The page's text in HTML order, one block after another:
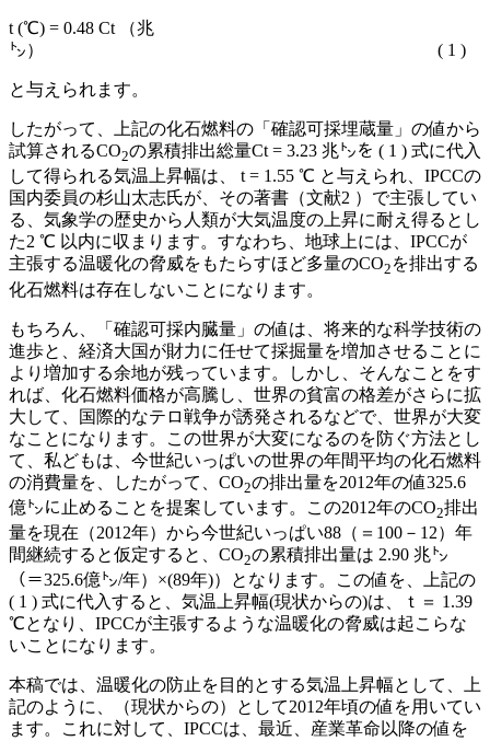
t (℃) = 0.48 Ct （兆
㌧） ( 1 )
と与えられます。
したがって、上記の化石燃料の「確認可採埋蔵量」の値から
試算されるCO2の累積排出総量Ct = 3.23 兆㌧を ( 1 ) 式に代入
して得られる気温上昇幅は、 t = 1.55 ℃ と与えられ、IPCCの
国内委員の杉山太志氏が、その著書（文献2 ）で主張してい
る、気象学の歴史から人類が大気温度の上昇に耐え得るとし
た2 ℃ 以内に収まります。すなわち、地球上には、IPCCが
主張する温暖化の脅威をもたらすほど多量のCO2 を排出する
化石燃料は存在しないことになります。
もちろん、「確認可採内臓量」の値は、将来的な科学技術の
進歩と、経済大国が財力に任せて採掘量を増加させることに
より増加する余地が残っています。しかし、そんなことをす
れば、化石燃料価格が高騰し、世界の貧富の格差がさらに拡
大して、国際的なテロ戦争が誘発されるなどで、世界が大変
なことになります。この世界が大変になるのを防ぐ方法とし
て、私どもは、今世紀いっぱいの世界の年間平均の化石燃料
の消費量を、したがって、CO2の排出量を2012年の値325.6
億㌧に止めることを提案しています。この2012年のCO2排出
量を現在（2012年）から今世紀いっぱい88（＝100－12）年
間継続すると仮定すると、CO2の累積排出量は 2.90 兆㌧
（＝325.6億㌧/年）×(89年)）となります。この値を、上記の
( 1 ) 式に代入すると、気温上昇幅(現状からの)は、ｔ＝ 1.39
℃となり、IPCCが主張するような温暖化の脅威は起こらな
いことになります。
本稿では、温暖化の防止を目的とする気温上昇幅として、上
記のように、（現状からの）として2012年頃の値を用いてい
ます。これに対して、IPCCは、最近、産業革命以降の値を